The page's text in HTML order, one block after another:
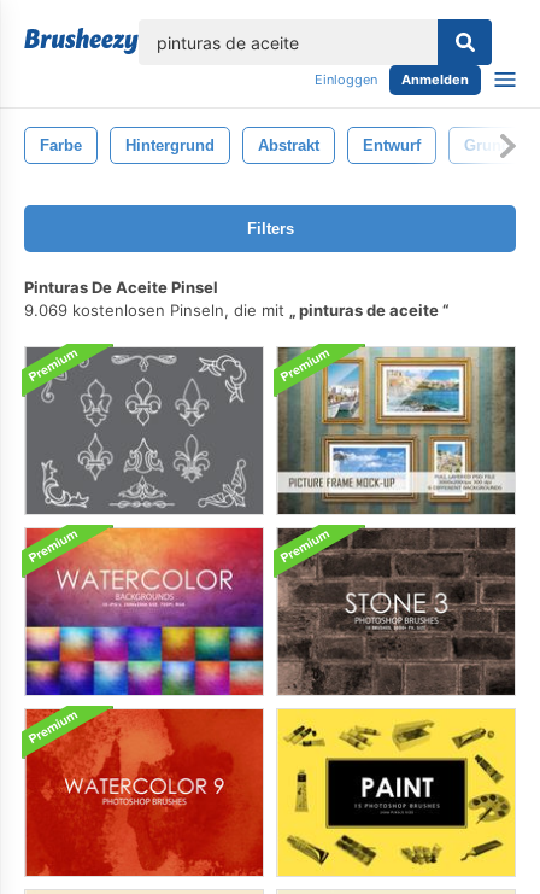
Einloggen Anmelden
Farbe Hintergrund Abstrakt Entwurf Grunge
Filters
Pinturas De Aceite Pinsel
9.069 kostenlosen Pinseln, die mit
pinturas de aceite